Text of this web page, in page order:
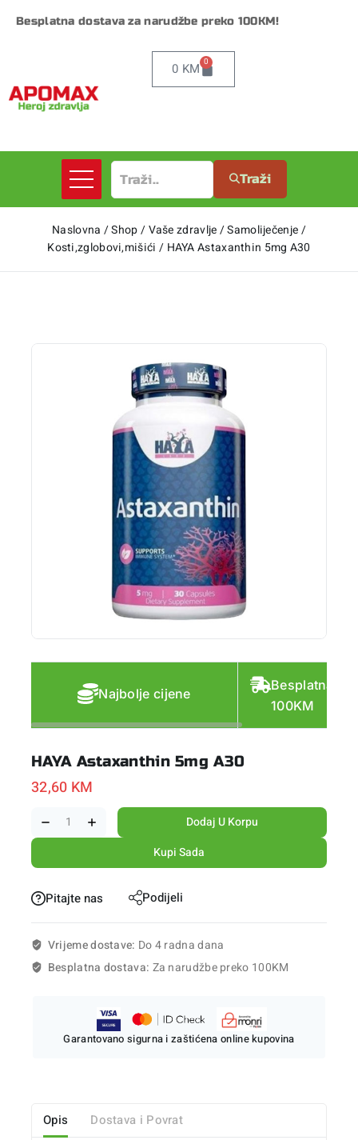
Besplatna dostava za narudžbe preko 100KM!
0 KM 0
Traži
Naslovna /Shop/Vaše zdravlje/Samoliječenje/
Kosti,zglobovi,mišići / HAYA Astaxanthin 5mg A30
Najbolje cijene
Besplatna
100KM
HAYA Astaxanthin 5mg A30
32,60 KM
Dodaj U Korpu
Kupi Sada
Pitajte nas Podijeli
Vrijeme dostave: Do 4 radna dana
Besplatna dostava: Za narudžbe preko 100KM
Garantovano sigurna i zaštićena online kupovina
Opis Dostava i Povrat